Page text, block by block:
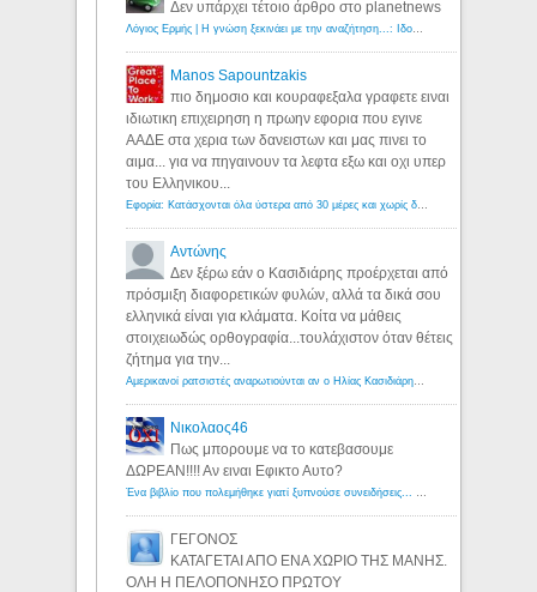
Δεν υπάρχει τέτοιο άρθρο στο planetnews
Manos Sapountzakis
πιο δημοσιο και κουραφεξαλα γραφετε ειναι
ιδιωτικη επιχειρηση η πρωην εφορια που εγινε
ΑΑΔΕ στα χερια των δανειστων και μας πινει το
αιμα... για να πηγαινουν τα λεφτα εξω και οχι υπερ
του Ελληνικου...
Αντώνης
Δεν ξέρω εάν ο Κασιδιάρης προέρχεται από
πρόσμιξη διαφορετικών φυλών, αλλά τα δικά σου
ελληνικά είναι για κλάματα. Κοίτα να μάθεις
στοιχειωδώς ορθογραφία...τουλάχιστον όταν θέτεις
ζήτημα για την...
Νικολαος46
Πως μπορουμε να το κατεβασουμε
ΔΩΡΕΑΝ!!!! Αν ειναι Εφικτο Αυτο?
ΓΕΓΟΝΟΣ
ΚΑΤΑΓΕΤΑΙ ΑΠΟ ΕΝΑ ΧΩΡΙΟ ΤΗΣ ΜΑΝΗΣ.
ΟΛΗ Η ΠΕΛΟΠΟΝΗΣΟ ΠΡΩΤΟΥ